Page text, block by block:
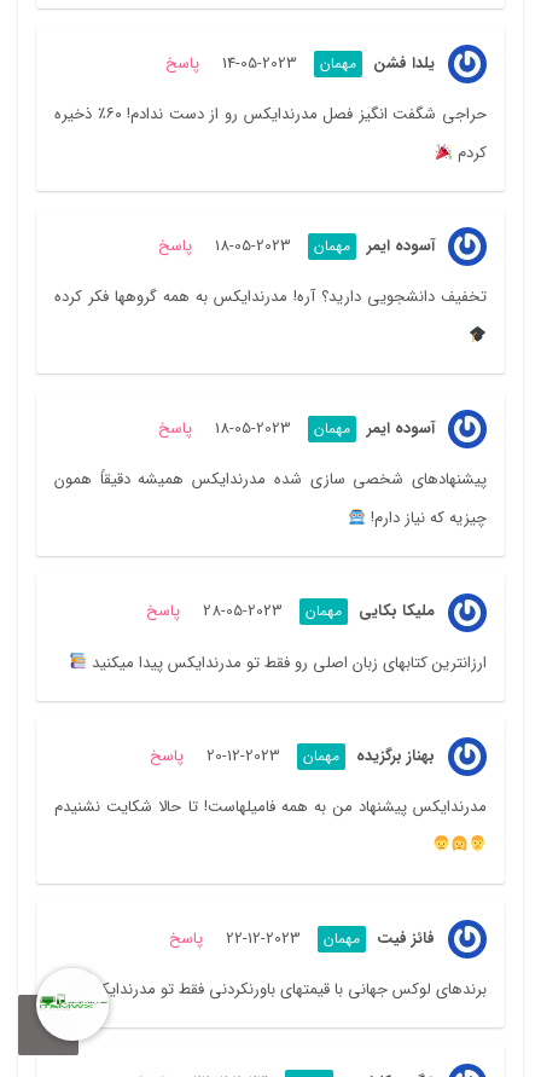
یلدا فشن مهمان 2023-05-14 پاسخ
حراجی شگفت انگیز فصل مدرندایکس رو از دست ندادم! ۶۰٪ ذخیره
کردم
آسوده ایمر مهمان 2023-05-18 پاسخ
تخفیف دانشجویی دارید؟ آره! مدرندایکس به همه گروهها فکر کرده
آسوده ایمر مهمان 2023-05-18 پاسخ
پیشنهادهای شخصی سازی شده مدرندایکس همیشه دقیقاً همون
چیزیه که نیاز دارم!
ملیکا بکایی مهمان 2023-05-28 پاسخ
ارزانترین کتابهای زبان اصلی رو فقط تو مدرندایکس پیدا میکنید
بهناز برگزیده مهمان 2023-12-20 پاسخ
مدرندایکس پیشنهاد من به همه فامیلهاست! تا حالا شکایت نشنیدم
فائز فیت مهمان 2023-12-22 پاسخ
برندهای لوکس جهانی با قیمتهای باورنکردنی فقط تو مدرندایکس!